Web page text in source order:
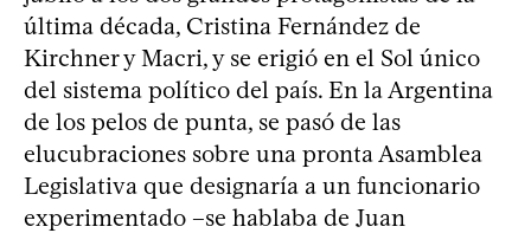
última década, Cristina Fernández de
Kirchner y Macri, y se erigió en el Sol único
del sistema político del país. En la Argentina
de los pelos de punta, se pasó de las
elucubraciones sobre una pronta Asamblea
Legislativa que designaría a un funcionario
experimentado –se hablaba de Juan